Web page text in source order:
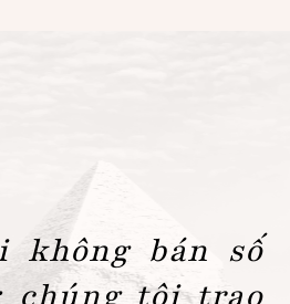
không bán số